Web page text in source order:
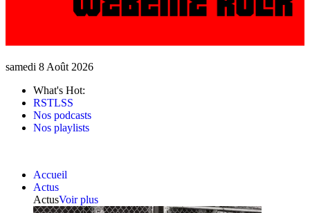
samedi 8 Août 2026
What's Hot:
RSTLSS
Nos podcasts
Nos playlists
Accueil
Actus
ActusVoir plus